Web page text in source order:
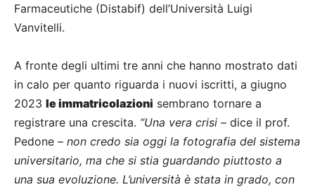
Farmaceutiche (Distabif) dell’Università Luigi
Vanvitelli.
A fronte degli ultimi tre anni che hanno mostrato dati
in calo per quanto riguarda i nuovi iscritti, a giugno
2023 le immatricolazioni sembrano tornare a
registrare una crescita. “Una vera crisi – dice il prof.
Pedone – non credo sia oggi la fotografia del sistema
universitario, ma che si stia guardando piuttosto a
una sua evoluzione. L’università è stata in grado, con